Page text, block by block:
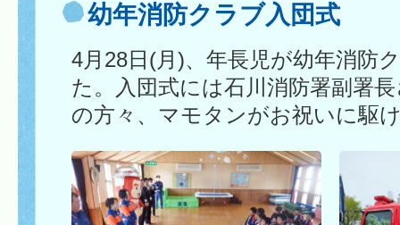
幼年消防クラブ入団式
4月28日(月)、年長児が幼年消防
た。入団式には石川消防署副署
の方々、マモタンがお祝いに駆